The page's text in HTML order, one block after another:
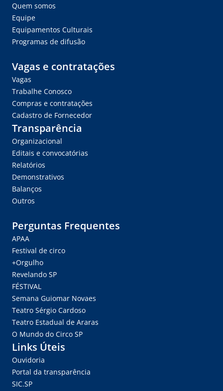
Quem somos
Equipe
Equipamentos Culturais
Programas de difusão
Vagas e contratações
Vagas
Trabalhe Conosco
Compras e contratações
Cadastro de Fornecedor
Transparência
Organizacional
Editais e convocatórias
Relatórios
Demonstrativos
Balanços
Outros
Perguntas Frequentes
APAA
Festival de circo
+Orgulho
Revelando SP
FÉSTIVAL
Semana Guiomar Novaes
Teatro Sérgio Cardoso
Teatro Estadual de Araras
O Mundo do Circo SP
Links Úteis
Ouvidoria
Portal da transparência
SIC.SP